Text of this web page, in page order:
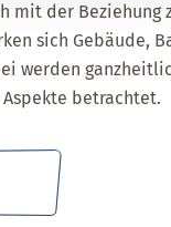
der Beziehung
sich Gebäude,
werden
betrachtet.